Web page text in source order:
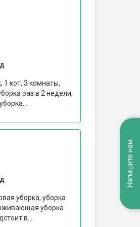
1 кот, 3 комнаты,
раз в 2 недели,
уборка, уборка
уборка
в...
Напишите нам